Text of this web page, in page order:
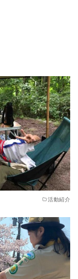
活動紹介